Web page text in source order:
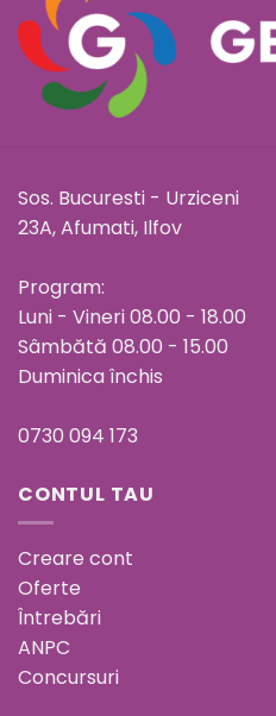
Sos. Bucuresti - Urziceni
23A, Afumati, Ilfov
Program:
Luni - Vineri 08.00 - 18.00
Sâmbătă 08.00 - 15.00
Duminica închis
0730 094 173
CONTUL TAU
Creare cont
Oferte
Întrebări
ANPC
Concursuri